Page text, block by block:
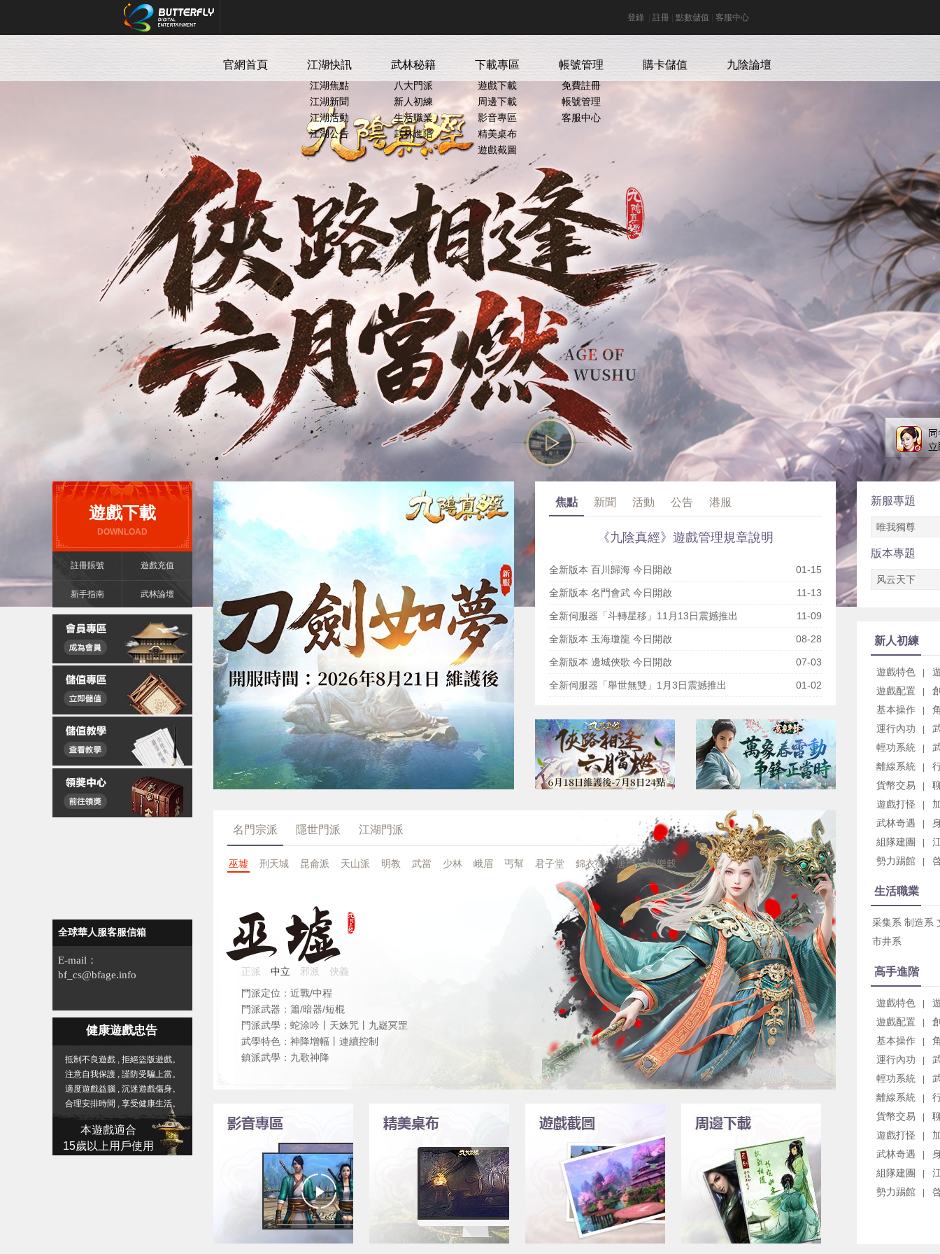
登錄 註冊 點數儲值 客服中心
官網首頁 江湖快訊 武林秘籍 下載專區 帳號管理 購卡儲值 九陰論壇
江湖焦點
江湖新聞
江湖活動
江湖公告
八大門派
新人初練
生活職業
武林進階
遊戲下載
周邊下載
影音專區
精美桌布
遊戲截圖
免費註冊
帳號管理
客服中心
遊戲下載
DOWNLOAD
註冊賬號 遊戲充值
新手指南 武林論壇
全球華人服客服信箱
E-mail：
bf_cs@bfage.info
健康遊戲忠告
抵制不良遊戲 , 拒絕盜版遊戲。
注意自我保護 , 謹防受騙上當。
適度遊戲益腦 , 沉迷遊戲傷身。
合理安排時間 , 享受健康生活。
本遊戲適合
15歲以上用戶使用
焦點 新聞 活動 公告 港服
《九陰真經》遊戲管理規章說明
全新版本 百川歸海 今日開啟 01-15
全新版本 名門會武 今日開啟 11-13
全新伺服器「斗轉星移」11月13日震撼推出 11-09
全新版本 玉海瓊龍 今日開啟 08-28
全新版本 邊城俠歌 今日開啟 07-03
全新伺服器「舉世無雙」1月3日震撼推出 01-02
名門宗派 隱世門派 江湖門派
巫墟 刑天城 昆侖派 天山派 明教 武當 少林 峨眉 丐幫 君子堂 錦衣衛 唐門 極樂穀
正派 中立 邪派
俠義
門派定位： 近戰/中程
門派武器： 簫/暗器/短棍
門派武學： 蛇涂吟丨天姝咒丨九嶷冥罡
武學特色： 神降增幅丨連續控制
鎮派武學： 九歌神降
新服專題
唯我獨尊
版本專題
风云天下
新人初練
遊戲特色
遊戲配置
基本操作
運行內功
輕功系統
離線系統
貨幣交易
遊戲打怪
武林奇遇
組隊建團
勢力踢館
生活職業
采集系 制造系
市井系
高手進階
遊戲特色
遊戲配置
基本操作
運行內功
輕功系統
離線系統
貨幣交易
遊戲打怪
武林奇遇
組隊建團
勢力踢館